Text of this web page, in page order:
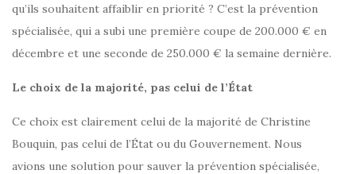
qu’ils souhaitent affaiblir en priorité ? C’est la prévention
spécialisée, qui a subi une première coupe de 200.000 € en
décembre et une seconde de 250.000 € la semaine dernière.
Le choix de la majorité, pas celui de l’État
Ce choix est clairement celui de la majorité de Christine
Bouquin, pas celui de l’État ou du Gouvernement. Nous
avions une solution pour sauver la prévention spécialisée,